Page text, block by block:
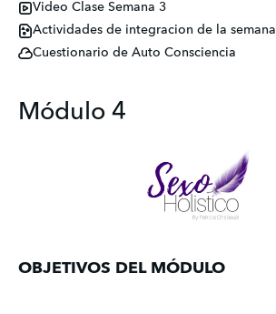
Video Clase Semana 3
Actividades de integracion de la semana
Cuestionario de Auto Consciencia
Módulo 4
OBJETIVOS DEL MÓDULO